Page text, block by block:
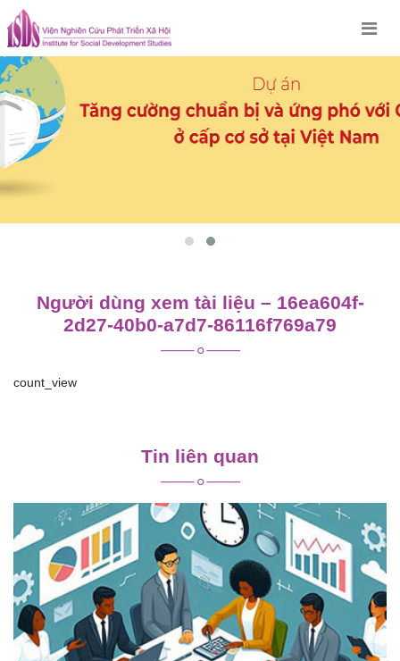
Skip
to
content
Người dùng xem tài liệu – 16ea604f-
2d27-40b0-a7d7-86116f769a79
count_view
viết
Tin liên quan